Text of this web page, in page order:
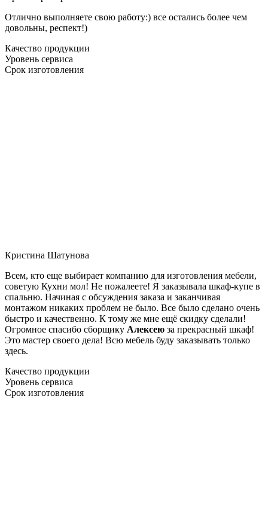
Отлично выполняете свою работу:) все остались более чем
довольны, респект!)
Качество продукции
Уровень сервиса
Срок изготовления
Кристина Шатунова
Всем, кто еще выбирает компанию для изготовления мебели,
советую Кухни мол! Не пожалеете! Я заказывала шкаф-купе в
спальню. Начиная с обсуждения заказа и заканчивая
монтажом никаких проблем не было. Все было сделано очень
быстро и качественно. К тому же мне ещё скидку сделали!
Огромное спасибо сборщику Алексею за прекрасный шкаф!
Это мастер своего дела! Всю мебель буду заказывать только
здесь.
Качество продукции
Уровень сервиса
Срок изготовления